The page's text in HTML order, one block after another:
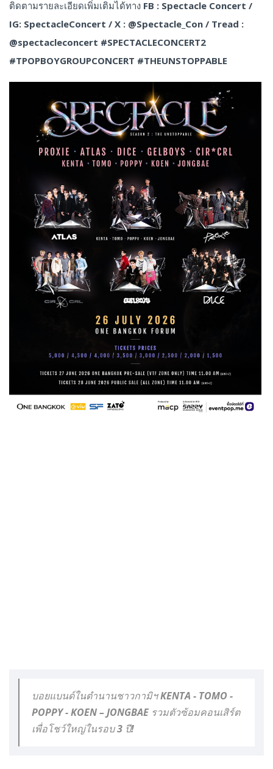
ติดตามรายละเอียดเพิ่มเติมได้ทาง FB : Spectacle Concert /
IG: SpectacleConcert / X : @Spectacle_Con / Tread :
@spectacleconcert #SPECTACLECONCERT2
#TPOPBOYGROUPCONCERT #THEUNSTOPPABLE
บอยแบนด์ในตำนานชาวกามิฯ KENTA - TOMO -
POPPY - KOEN – JONGBAE รวมตัวซ้อมคอนเสิร์ต
เพื่อโชว์ใหญ่ในรอบ 3 ปี!